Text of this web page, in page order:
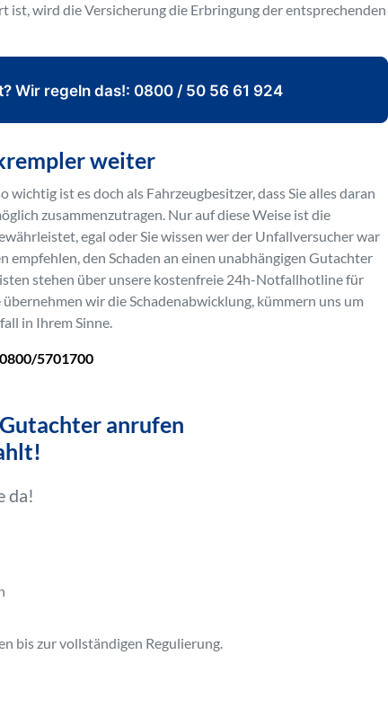
ist, wird die Versicherung die Erbringung der entsprechenden
Wir regeln das!: 0800 / 50 56 61 924
weiter
ist es doch als Fahrzeugbesitzer, dass Sie alles daran
zusammenzutragen. Nur auf diese Weise ist die
egal oder Sie wissen wer der Unfallversucher war
den Schaden an einen unabhängigen Gutachter
stehen über unsere kostenfreie 24h-Notfallhotline für
wir die Schadenabwicklung, kümmern uns um
in Ihrem Sinne.
5701700
anrufen
da!
bis zur vollständigen Regulierung.